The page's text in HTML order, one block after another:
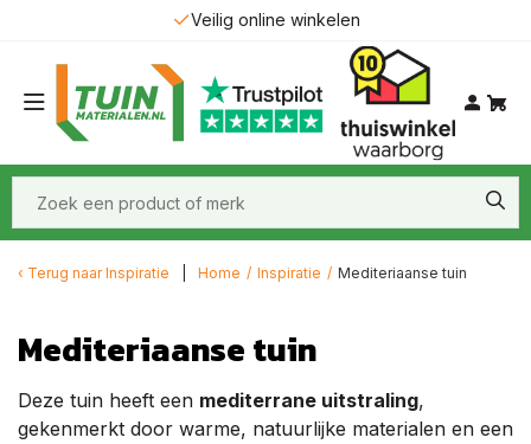
Leveringen in Nederland & Belgie
Terug naarInspiratie Home / Inspiratie / Mediteriaanse tuin
Mediteriaanse tuin
Deze tuin heeft een mediterrane uitstraling,
gekenmerkt door warme, natuurlijke materialen en een